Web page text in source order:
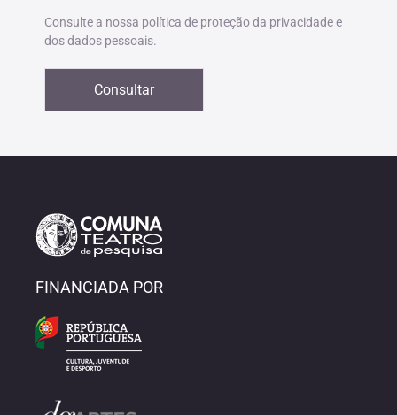
Consulte a nossa política de proteção da privacidade e
dos dados pessoais.
Consultar
FINANCIADA POR